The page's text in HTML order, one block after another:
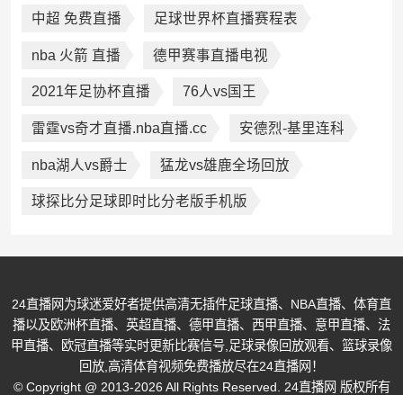
中超 免费直播 足球世界杯直播赛程表
nba 火箭 直播 德甲赛事直播电视
2021年足协杯直播 76人vs国王
雷霆vs奇才直播.nba直播.cc 安德烈-基里连科
nba湖人vs爵士 猛龙vs雄鹿全场回放
球探比分足球即时比分老版手机版
24直播网为球迷爱好者提供高清无插件足球直播、NBA直播、体育直
播以及欧洲杯直播、英超直播、德甲直播、西甲直播、意甲直播、法
甲直播、欧冠直播等实时更新比赛信号,足球录像回放观看、篮球录像
回放,高清体育视频免费播放尽在24直播网！
© Copyright @ 2013-2026 All Rights Reserved. 24直播网 版权所有